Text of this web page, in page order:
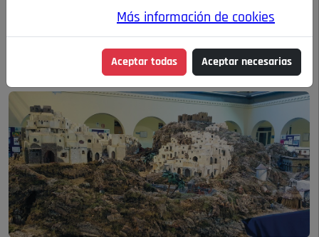
Más información de cookies
Aceptar todas Aceptar necesarias